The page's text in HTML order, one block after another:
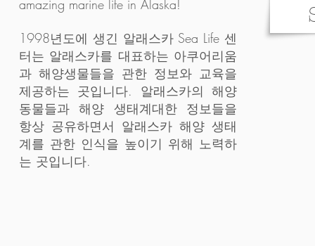
amazing marine life in Alaska!
1998년도에 생긴 알래스카 Sea Life 센
터는 알래스카를 대표하는 아쿠어리움
과 해양생물들을 관한 정보와 교육을
제공하는 곳입니다. 알래스카의 해양
동물들과 해양 생태계대한 정보들을
항상 공유하면서 알래스카 해양 생태
계를 관한 인식을 높이기 위해 노력하
는 곳입니다.